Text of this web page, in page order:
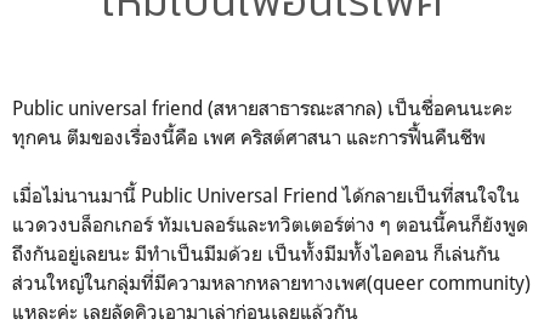
Public universal friend (สหายสาธารณะสากล) เป็นชื่อคนนะคะ
ทุกคน ตีมของเรื่องนี้คือ เพศ คริสต์ศาสนา และการฟื้นคืนชีพ
เมื่อไม่นานมานี้ Public Universal Friend ได้กลายเป็นที่สนใจใน
แวดวงบล็อกเกอร์ ทัมเบลอร์และทวิตเตอร์ต่าง ๆ ตอนนี้คนก็ยังพูด
ถึงกันอยู่เลยนะ มีทำเป็นมีมด้วย เป็นทั้งมีมทั้งไอคอน ก็เล่นกัน
ส่วนใหญ่ในกลุ่มที่มีความหลากหลายทางเพศ(queer community)
แหละค่ะ เลยลัดคิวเอามาเล่าก่อนเลยแล้วกัน